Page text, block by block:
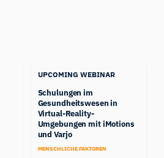
UPCOMING WEBINAR
Schulungen im
Gesundheitswesen in
Virtual-Reality-
Umgebungen mit iMotions
und Varjo
MENSCHLICHE FAKTOREN